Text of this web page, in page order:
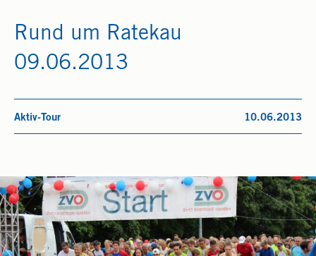
Rund um Ratekau
09.06.2013
Aktiv-Tour 10.06.2013